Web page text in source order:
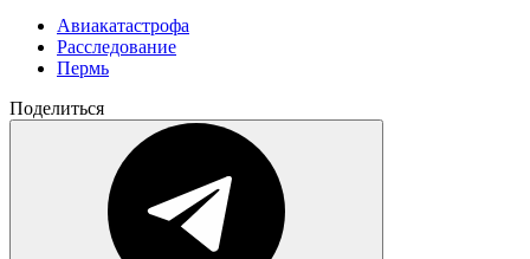
Авиакатастрофа
Расследование
Пермь
Поделиться